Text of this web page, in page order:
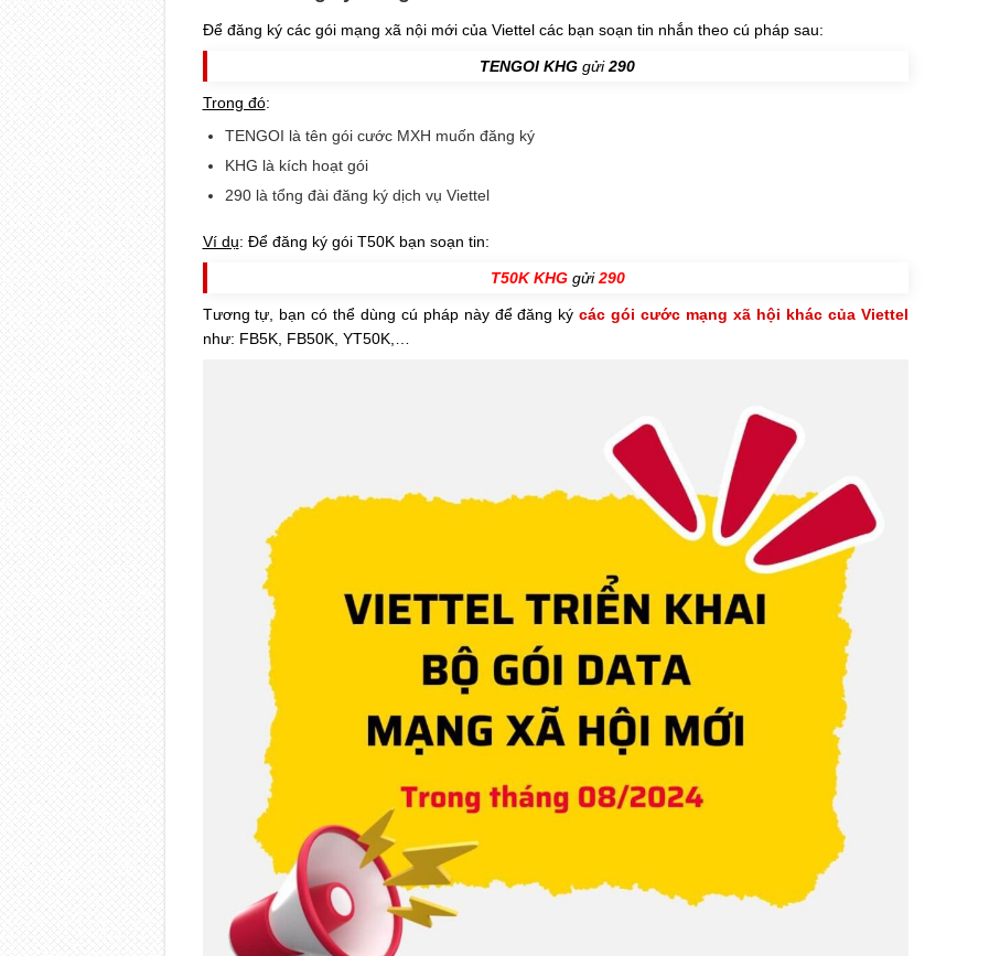
Để đăng ký các gói mạng xã nội mới của Viettel các bạn soạn tin nhắn theo cú pháp sau:
TENGOI KHG gửi290
Trong đó:
TENGOI là tên gói cước MXH muốn đăng ký
KHG là kích hoạt gói
290 là tổng đài đăng ký dịch vụ Viettel
Ví dụ: Để đăng ký gói T50K bạn soạn tin:
T50K KHGgửi290
Tương tự, bạn có thể dùng cú pháp này để đăng kýcác gói cước mạng xã hội khác của Viettel
như: FB5K, FB50K, YT50K,…